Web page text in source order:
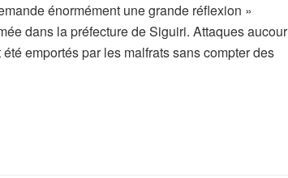
énormément une grande réflexion »
dans la préfecture de Siguiri. Attaques aucour
emportés par les malfrats sans compter des